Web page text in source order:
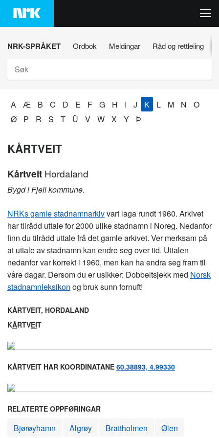
Hopp
innhaldet
NRK-SPRÅKET Ordbok Meldingar Råd og rettleiing
A Æ B C D E F G H I J K L M N
O
Ø
P R S T Ü V W X Y Þ
KÅRTVEIT
Kårtveit Hordaland
Bygd i Fjell kommune.
NRKs gamle stadnamnarkivvart laga rundt 1960. Arkivet
har tilrådd uttale for 2000 ulike stadnamn i Noreg. Nedanfor
finn du tilrådd uttale frå det gamle arkivet. Ver merksam på
at uttale av stadnamn kan endre seg over tid. Uttalen
nedanfor var korrekt i 1960, men kan ha endra seg fram til
våre dagar. Dersom du er usikker: Dobbeltsjekk med Norsk
stadnamnleksikon og bruk sunn fornuft!
KÅRTVEIT, HORDALAND
KÅRTVEIT
KÅRTVEIT HAR KOORDINATANE 60.38893, 4.99330
RELATERTE OPPFØRINGAR
Bjørøyhamn Algrøy Brattholmen Ølen